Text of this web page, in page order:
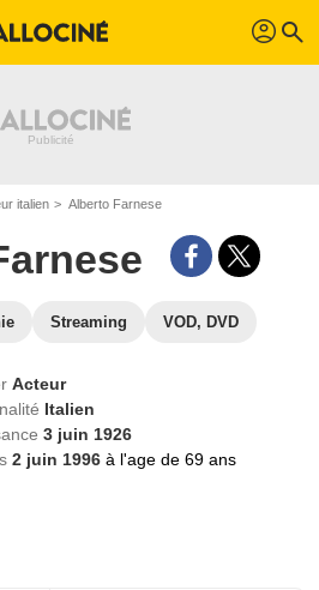
profil search
italien Alberto Farnese
Streaming VOD, DVD
Acteur
Italien
3 juin 1926
2 juin 1996à l'age de 69 ans